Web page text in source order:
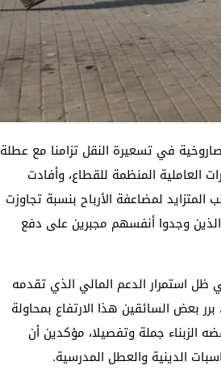
في تسعيرة النقل تزامنا مع عطلة
درهم في خرق سافر للقرارات العاملية المنظمة للقطاع، وأفادت
المتزايد لمضاعفة الأرباح بنسبة تجاوزت
وجدوا أنفسهم مجبرين على دفع
ظل استمرار الدعم المالي الذي تقدمه
بعض السائقين هذا الارتفاع بمحاولة
الزبناء جملة وتفصيلا، مؤكدين أن
الدينية والعطل المدرسية.